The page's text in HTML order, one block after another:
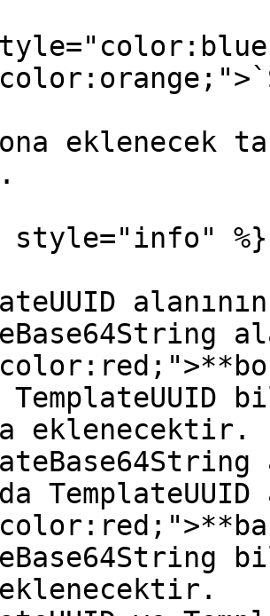
eklenecek
style="info" %}
eklenecektir.